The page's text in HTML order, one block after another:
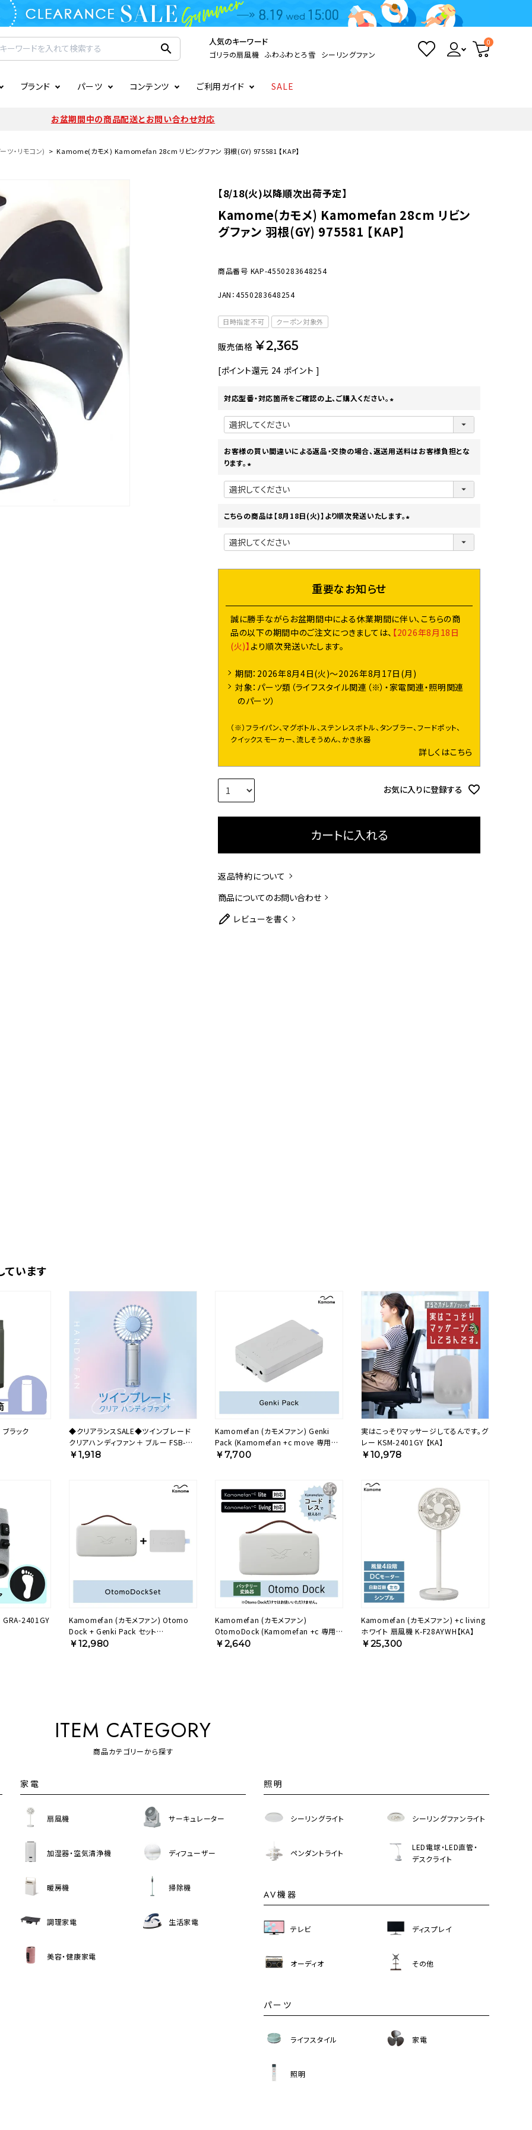
search 人気のキーワード
ゴリラの扇風機 ふわふわとろ雪 シーリングファン
0
暖房機 AV機器
ブランド
CIRCULIGHT
LuminousLED
パーツ
照明関連
コンテンツ ご利用ガイド
支払いについて 注文確認メールの未着について
のキャンセルについて 会員登録について
SALE
お盆期間中の商品配送とお問い合わせ対応
・リモコン) Kamome(カモメ) Kamomefan 28cm リビングファン 羽根(GY) 975581 【KAP】
【8/18(火)以降順次出荷予定】
Kamome(カモメ) Kamomefan 28cm リビン
グファン 羽根(GY) 975581 【KAP】
商品番号 KAP-4550283648254
JAN：4550283648254
日時指定不可 クーポン対象外
販売価格 ¥2,365
[ポイント還元 24 ポイント ]
対応型番・対応箇所をご確認の上、ご購入ください。
(
)
お客様の買い間違いによる返品・交換の場合、返送用送料はお客様負担とな
ります。
(
必
)
こちらの商品は【8月18日(火)】より順次発送いたします。
(
)
重要なお知らせ
誠に勝手ながらお盆期間中による休業期間に伴い、こちらの商
品の以下の期間中のご注文につきましては、 【2026年8月18日
(火)】 より順次発送いたします。
期間：2026年8月4日(火)～2026年8月17日(月)
対象：パーツ類（ライフスタイル関連（※）・家電関連・照明関連
のパーツ）
（※）フライパン、マグボトル、ステンレスボトル、タンブラー、フードポット、
クイックスモーカー、流しそうめん、かき氷器
詳しくはこちら
お気に入りに登録する
カートに入れる
返品特約について
商品についてのお問い合わせ
レビューを書く
ています
ラック
◆クリアランスSALE◆ツインブレード
クリアハンディファン＋ ブルー FSB-
54BBL【KA】
￥1,918
Kamomefan (カモメファン) Genki
Pack (Kamomefan +c move 専用バ
ッテリー) K-BP3 【KA】
￥7,700
実はこっそりマッサージしてるんです。グ
レー KSM-2401GY 【KA】
￥10,978
GRA-2401GY
Kamomefan (カモメファン) Otomo
Dock + Genki Pack セット
(Kamomefan +c 専用バッテリー) K-
￥12,980
Kamomefan (カモメファン)
OtomoDock (Kamomefan +c 専用バ
ッテリー) K-OD2【KA】
￥2,640
Kamomefan (カモメファン) +c living
ホワイト 扇風機 K-F28AYWH【KA】
￥25,300
ITEM CATEGORY
商品カテゴリーから探す
家電
扇風機 サーキュレーター
加湿器・空気清浄機 ディフューザー
暖房機 掃除機
調理家電 生活家電
美容・健康家電
照明
シーリングライト シーリングファンライト
ペンダントライト
LED電球・LED直管・
デスクライト
AV機器
テレビ ディスプレイ
オーディオ その他
パーツ
ライフスタイル 家電
照明